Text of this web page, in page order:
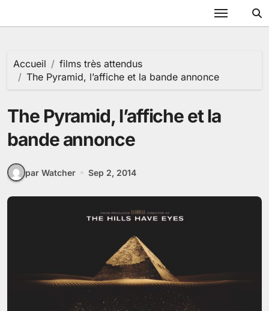
Accueil
films très attendus
The Pyramid, l’affiche et la bande annonce
The Pyramid, l’affiche et la
bande annonce
par Watcher Sep 2, 2014